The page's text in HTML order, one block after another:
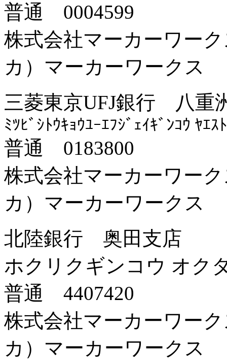
普通 0004599
株式会社マーカーワー
カ）マーカーワークス
三菱東京UFJ銀行 八重
ﾐﾂﾋﾞｼﾄｳｷｮｳﾕｰｴﾌｼﾞｪｲｷﾞﾝｺｳ ﾔｴｽ
普通 0183800
株式会社マーカーワー
カ）マーカーワークス
北陸銀行 奥田支店
ホクリクギンコウ オク
普通 4407420
株式会社マーカーワー
カ）マーカーワークス